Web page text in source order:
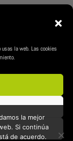
la web. Las cookies
la mejor
Si continúa
de acuerdo.